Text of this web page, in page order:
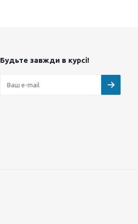
Будьте завжди в курсі!